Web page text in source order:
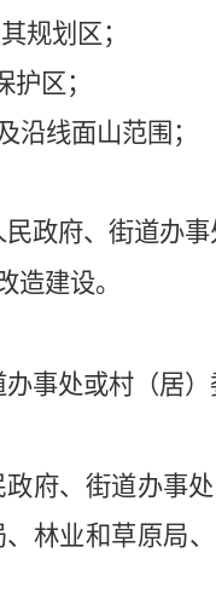
规划区；
区；
沿线面山范围；
政府、街道办
建设。
事处或村（居
府、街道办事处
、林业和草原局、